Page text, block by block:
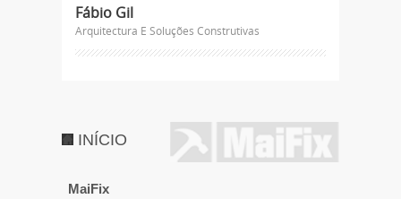
Fábio Gil
Arquitectura E Soluções Construtivas
INÍCIO
MaiFix